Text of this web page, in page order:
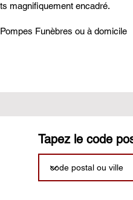
magnifiquement encadré.
Funèbres ou à domicile
Tapez le code